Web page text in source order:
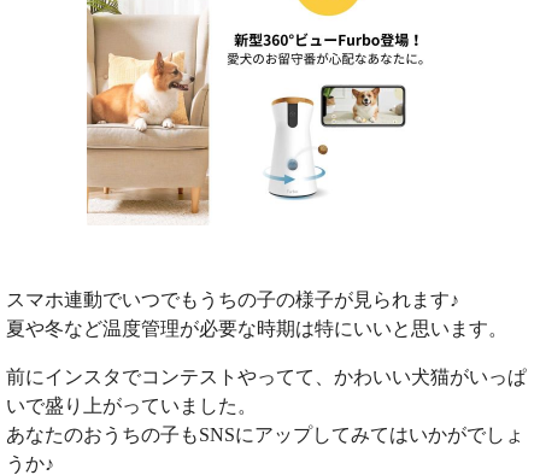
スマホ連動でいつでもうちの子の様子が見られます♪
夏や冬など温度管理が必要な時期は特にいいと思います。
前にインスタでコンテストやってて、かわいい犬猫がいっぱ
いで盛り上がっていました。
あなたのおうちの子もSNSにアップしてみてはいかがでしょ
うか♪